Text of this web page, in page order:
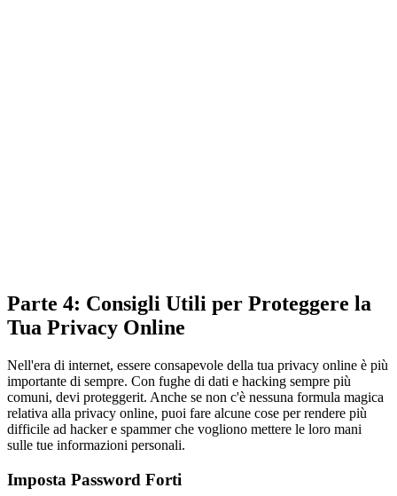
Parte 4: Consigli Utili per Proteggere la
Tua Privacy Online
Nell'era di internet, essere consapevole della tua privacy online è più
importante di sempre. Con fughe di dati e hacking sempre più
comuni, devi proteggerit. Anche se non c'è nessuna formula magica
relativa alla privacy online, puoi fare alcune cose per rendere più
difficile ad hacker e spammer che vogliono mettere le loro mani
sulle tue informazioni personali.
Imposta Password Forti